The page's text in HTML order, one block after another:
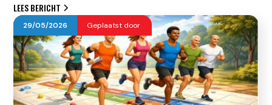
LEES BERICHT
29/05/2026 Geplaatst door